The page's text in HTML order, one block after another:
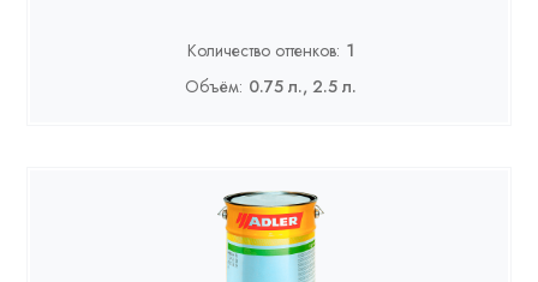
Количество оттенков: 1
Объём: 0.75 л., 2.5 л.